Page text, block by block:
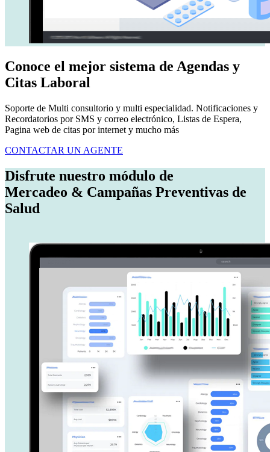
Conoce el mejor sistema de Agendas y
Citas Laboral
Soporte de Multi consultorio y multi especialidad. Notificaciones y
Recordatorios por SMS y correo electrónico, Listas de Espera,
Pagina web de citas por internet y mucho más
CONTACTAR UN AGENTE
Disfrute nuestro módulo de
Mercadeo & Campañas Preventivas de
Salud